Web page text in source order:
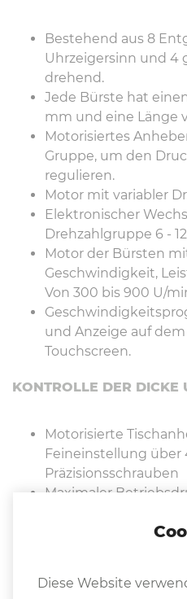
Bestehend aus 8
Uhrzeigersinn und 4
drehend.
Jede Bürste hat
mm und eine Länge
Motorisiertes
Gruppe, um den
regulieren.
Motor mit variabler
Elektronischer
Drehzahlgruppe 6 -
Motor der Bürsten
Geschwindigkeit,
Von 300 bis 900 U/
und Anzeige auf
Touchscreen.
KONTROLLE DER DICKE
Motorisierte
Feineinstellung über
Präzisionsschrauben
Maximaler
Druckeinstellung per
Diese Website